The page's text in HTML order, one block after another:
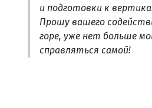
и подготовки к
Прошу вашего
горе, уже нет больше
справляться самой!